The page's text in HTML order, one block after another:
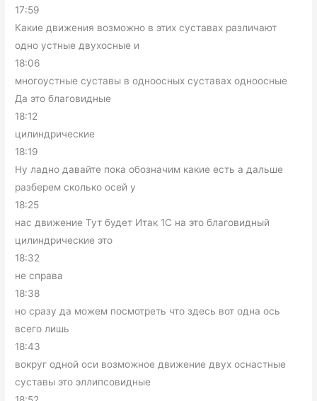
17:59
Какие движения возможно в этих суставах различают
одно устные двухосные и
18:06
многоустные суставы в одноосных суставах одноосные
Да это благовидные
18:12
цилиндрические
18:19
Ну ладно давайте пока обозначим какие есть а дальше
разберем сколько осей у
18:25
нас движение Тут будет Итак 1С на это благовидный
цилиндрические это
18:32
не справа
18:38
но сразу да можем посмотреть что здесь вот одна ось
всего лишь
18:43
вокруг одной оси возможное движение двух оснастные
суставы это эллипсовидные